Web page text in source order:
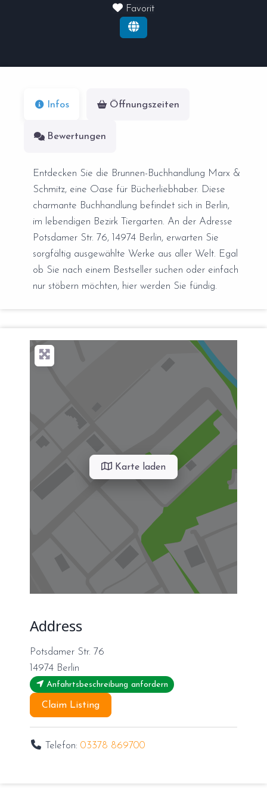
Favorit
Infos Öffnungszeiten
Bewertungen
Entdecken Sie die Brunnen-Buchhandlung Marx &
Schmitz, eine Oase für Bücherliebhaber. Diese
charmante Buchhandlung befindet sich in Berlin,
im lebendigen Bezirk Tiergarten. An der Adresse
Potsdamer Str. 76, 14974 Berlin, erwarten Sie
sorgfältig ausgewählte Werke aus aller Welt. Egal
ob Sie nach einem Bestseller suchen oder einfach
nur stöbern möchten, hier werden Sie fündig.
Karte laden
Address
Potsdamer Str. 76
14974 Berlin
Anfahrtsbeschreibung anfordern
Claim Listing
Telefon:03378 869700